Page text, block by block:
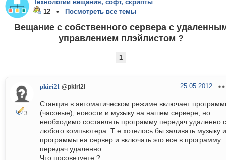
Технологии вещания, софт, скрипты
12 •
Посмотреть все темы
Вещание с собственного сервера с
управлением плэйлистом ?
1
3
pkiri2l @pkiri2l 25.05.2012
Станция в автоматическом режиме включает
(часовые), новости и музыку на нашем сервере, но
необходимо составлять программу передач удаленно с
любого компьютера. Т е хотелось бы заливать музыку и
программы на сервер и включать это все в программу
передач удаленно.
Что посоветуете ?